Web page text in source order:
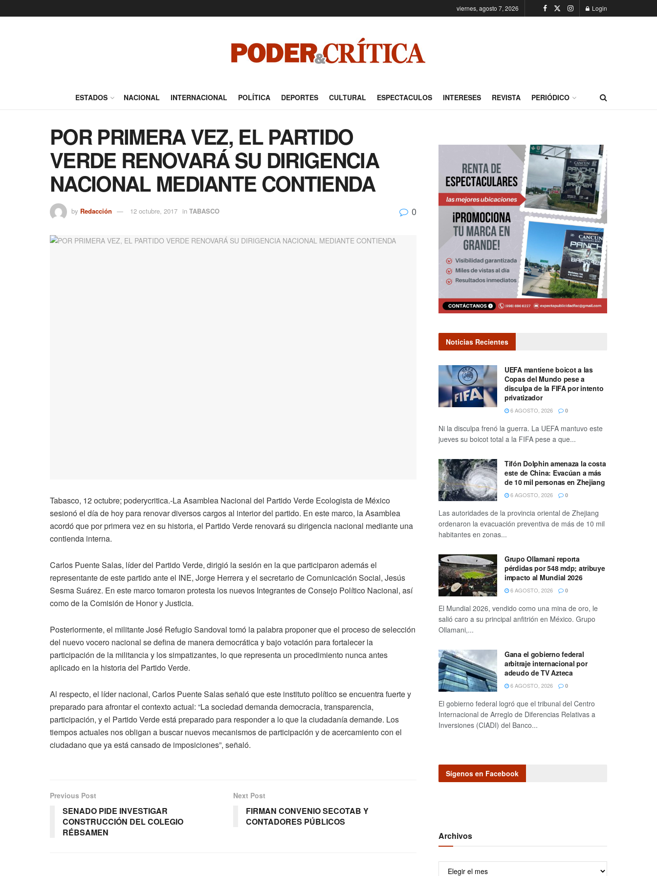
viernes, agosto 7, 2026 Login
ESTADOS NACIONAL INTERNACIONAL POLÍTICA DEPORTES CULTURAL ESPECTACULOS INTERESES REVISTA PERIÓDICO
POR PRIMERA VEZ, EL PARTIDO
VERDE RENOVARÁ SU DIRIGENCIA
NACIONAL MEDIANTE CONTIENDA
by Redacción 12 octubre, 2017 in TABASCO 0
Tabasco, 12 octubre; poderycritica.-La Asamblea Nacional del Partido Verde Ecologista de México
sesionó el día de hoy para renovar diversos cargos al interior del partido. En este marco, la Asamblea
acordó que por primera vez en su historia, el Partido Verde renovará su dirigencia nacional mediante una
contienda interna.
Carlos Puente Salas, líder del Partido Verde, dirigió la sesión en la que participaron además el
representante de este partido ante el INE, Jorge Herrera y el secretario de Comunicación Social, Jesús
Sesma Suárez. En este marco tomaron protesta los nuevos Integrantes de Consejo Político Nacional, así
como de la Comisión de Honor y Justicia.
Posteriormente, el militante José Refugio Sandoval tomó la palabra proponer que el proceso de selección
del nuevo vocero nacional se defina de manera democrática y bajo votación para fortalecer la
participación de la militancia y los simpatizantes, lo que representa un procedimiento nunca antes
aplicado en la historia del Partido Verde.
Al respecto, el líder nacional, Carlos Puente Salas señaló que este instituto político se encuentra fuerte y
preparado para afrontar el contexto actual: “La sociedad demanda democracia, transparencia,
participación, y el Partido Verde está preparado para responder a lo que la ciudadanía demande. Los
tiempos actuales nos obligan a buscar nuevos mecanismos de participación y de acercamiento con el
ciudadano que ya está cansado de imposiciones”, señaló.
Previous Post
SENADO PIDE INVESTIGAR
CONSTRUCCIÓN DEL COLEGIO
RÉBSAMEN
Next Post
FIRMAN CONVENIO SECOTAB Y
CONTADORES PÚBLICOS
Noticias Recientes
UEFA mantiene boicot a las
Copas del Mundo pese a
disculpa de la FIFA por intento
privatizador
6 AGOSTO, 2026 0
Ni la disculpa frenó la guerra. La UEFA mantuvo este
jueves su boicot total a la FIFA pese a que...
Tifón Dolphin amenaza la costa
este de China: Evacúan a más
de 10 mil personas en Zhejiang
6 AGOSTO, 2026 0
Las autoridades de la provincia oriental de Zhejiang
ordenaron la evacuación preventiva de más de 10 mil
habitantes en zonas...
Grupo Ollamani reporta
pérdidas por 548 mdp; atribuye
impacto al Mundial 2026
6 AGOSTO, 2026 0
El Mundial 2026, vendido como una mina de oro, le
salió caro a su principal anfitrión en México. Grupo
Ollamani,...
Gana el gobierno federal
arbitraje internacional por
adeudo de TV Azteca
6 AGOSTO, 2026 0
El gobierno federal logró que el tribunal del Centro
Internacional de Arreglo de Diferencias Relativas a
Inversiones (CIADI) del Banco...
Sígenos en Facebook
Archivos
Archivos